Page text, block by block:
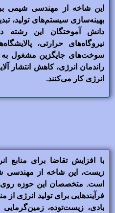
این شاخه از مهندسی شیمی
بهینه‌سازی سیستم‌های تولید،
دانش آموختگان این رشته
نیروگاه‌های حرارتی،
سوخت‌های جایگزین مشغول به
راندمان انرژی، کاهش انتشار
انرژی کار می‌کنند.
با افزایش تقاضا برای منابع
زیست، این شاخه از
است. متخصصان این حوزه
فرآیندهایی برای تولید انرژی از
بادی، زیست‌توده،